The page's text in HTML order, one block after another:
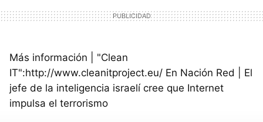
Más información | "Clean
IT":http://www.cleanitproject.eu/ En Nación Red | El
jefe de la inteligencia israelí cree que Internet
impulsa el terrorismo